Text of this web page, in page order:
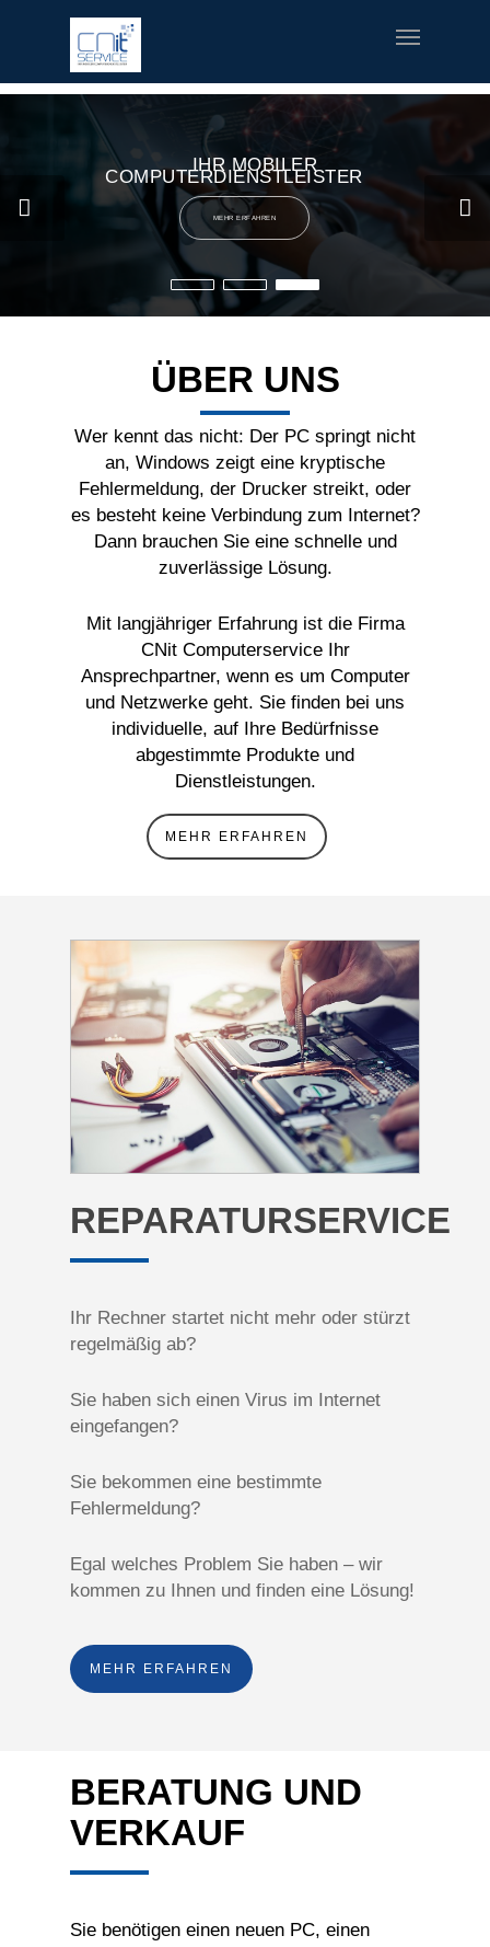
fred meyer gift card
fusion coupons build a bear printable coupon 10
rush music
special welcome coupon
IHR MOBILER
COMPUTERDIENSTLEISTER
MEHR ERFAHREN
ÜBER UNS
Wer kennt das nicht: Der PC springt nicht
an, Windows zeigt eine kryptische
Fehlermeldung, der Drucker streikt, oder
es besteht keine Verbindung zum Internet?
Dann brauchen Sie eine schnelle und
zuverlässige Lösung.
Mit langjähriger Erfahrung ist die Firma
CNit Computerservice Ihr
Ansprechpartner, wenn es um Computer
und Netzwerke geht. Sie finden bei uns
individuelle, auf Ihre Bedürfnisse
abgestimmte Produkte und
Dienstleistungen.
MEHR ERFAHREN
REPARATURSERVICE
Ihr Rechner startet nicht mehr oder stürzt
regelmäßig ab?
Sie haben sich einen Virus im Internet
eingefangen?
Sie bekommen eine bestimmte
Fehlermeldung?
Egal welches Problem Sie haben – wir
kommen zu Ihnen und finden eine Lösung!
MEHR ERFAHREN
BERATUNG UND
VERKAUF
Sie benötigen einen neuen PC, einen